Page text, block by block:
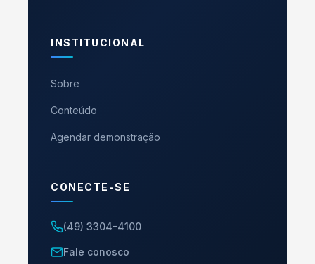
INSTITUCIONAL
Sobre
Conteúdo
Agendar demonstração
CONECTE-SE
(49) 3304-4100
Fale conosco